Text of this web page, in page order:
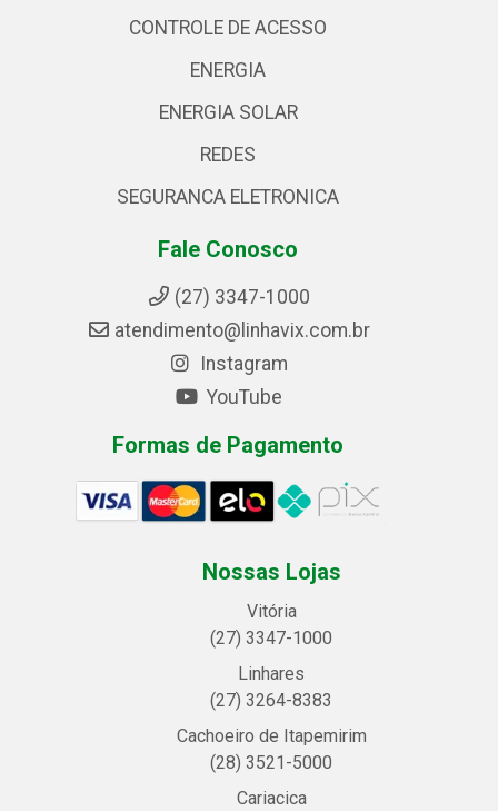
CONTROLE DE ACESSO
ENERGIA
ENERGIA SOLAR
REDES
SEGURANCA ELETRONICA
Fale Conosco
(27) 3347-1000
atendimento@linhavix.com.br
Instagram
YouTube
Formas de Pagamento
Nossas Lojas
Vitória
(27) 3347-1000
Linhares
(27) 3264-8383
Cachoeiro de Itapemirim
(28) 3521-5000
Cariacica